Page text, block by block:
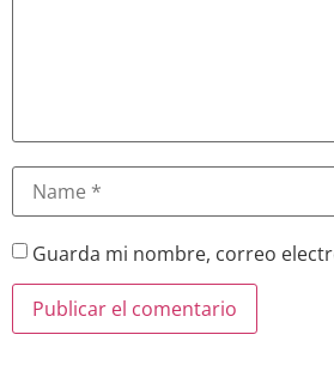
Guarda mi nombre, correo